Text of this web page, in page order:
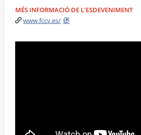
MÉS INFORMACIÓ DE L'ESDEVENIMENT
www.fccv.es/